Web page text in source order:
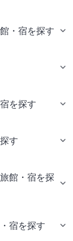
・宿を探す
を探す
す
館・宿を探
宿を探す